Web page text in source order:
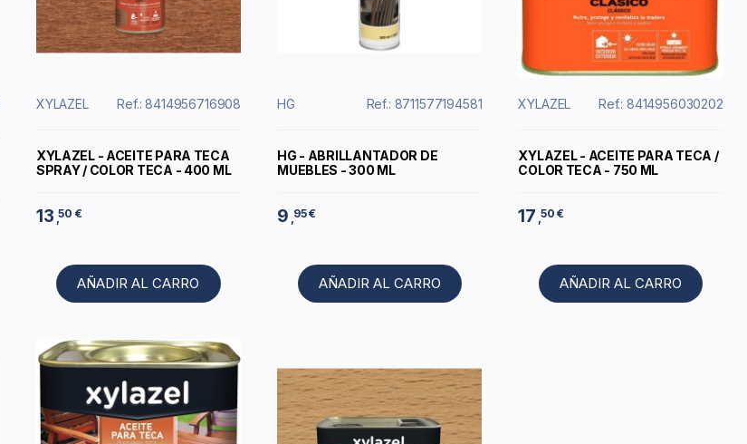
XYLAZEL Ref.: 8414956716908
XYLAZEL - ACEITE PARA TECA
SPRAY / COLOR TECA - 400 ML
13 ,50 €
AÑADIR AL CARRO
HG Ref.: 8711577194581
HG - ABRILLANTADOR DE
MUEBLES - 300 ML
9 95 €
AÑADIR AL CARRO
XYLAZEL Ref.: 8414956030202
XYLAZEL - ACEITE PARA TECA /
COLOR TECA - 750 ML
17 ,50 €
AÑADIR AL CARRO